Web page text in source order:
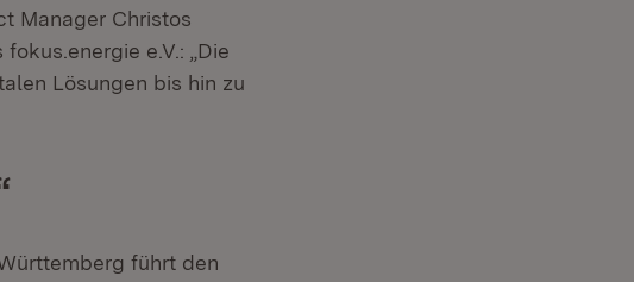
Manager Christos
e.V.: „Die
Lösungen bis hin zu
führt den